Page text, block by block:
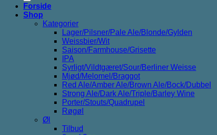
Forside
Shop
Kategorier
Lager/Pilsner/Pale Ale/Blonde/Gylden
Weissbier/Wit
Saison/Farmhouse/Grisette
IPA
Syrligt/Vildtgæret/Sour/Berliner Weisse
Mjød/Melomel/Braggot
Red Ale/Amber Ale/Brown Ale/Bock/Dubbel
Strong Ale/Dark Ale/Triple/Barley Wine
Porter/Stouts/Quadrupel
Røgøl
Øl
Tilbud